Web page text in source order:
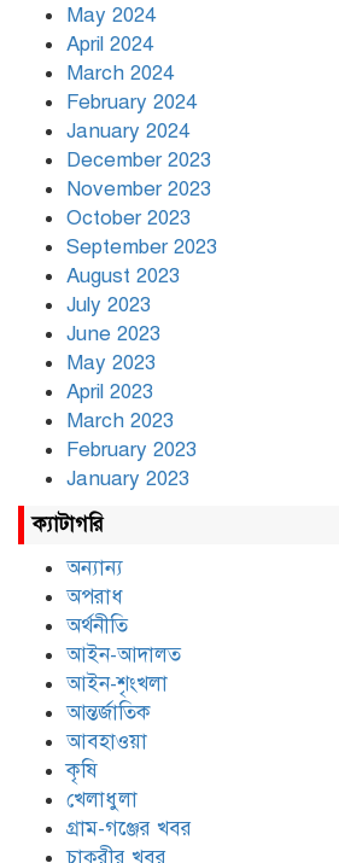
May 2024
April 2024
March 2024
February 2024
January 2024
December 2023
November 2023
October 2023
September 2023
August 2023
July 2023
June 2023
May 2023
April 2023
March 2023
February 2023
January 2023
ক্যাটাগরি
অন্যান্য
অপরাধ
অর্থনীতি
আইন-আদালত
আইন-শৃংখলা
আন্তর্জাতিক
আবহাওয়া
কৃষি
খেলাধুলা
গ্রাম-গঞ্জের খবর
চাকুরীর খবর